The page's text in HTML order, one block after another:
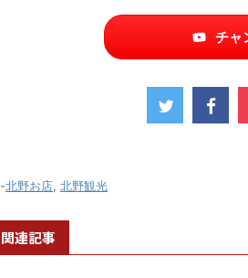
チャ
-北野お店, 北野観光
関連記事